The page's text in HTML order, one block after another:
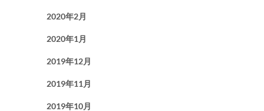
2020年2月
2020年1月
2019年12月
2019年11月
2019年10月